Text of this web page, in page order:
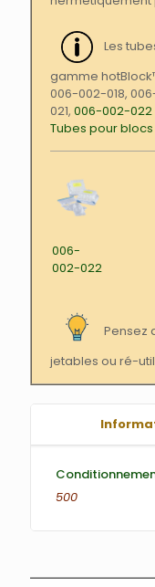
Les
gamme
006-002-018,
021, 006-002-
Tubes pour
006-
002-022
Pensez
jetables ou ré-
500